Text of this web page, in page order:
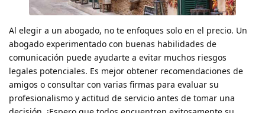
Al elegir a un abogado, no te enfoques solo en el precio. Un
abogado experimentado con buenas habilidades de
comunicación puede ayudarte a evitar muchos riesgos
legales potenciales. Es mejor obtener recomendaciones de
amigos o consultar con varias firmas para evaluar su
profesionalismo y actitud de servicio antes de tomar una